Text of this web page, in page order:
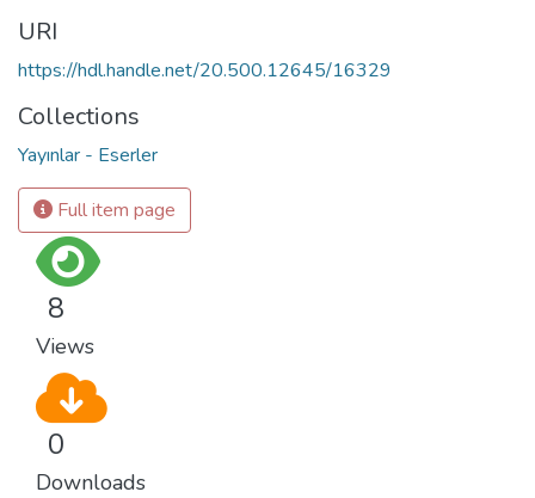
URI
https://hdl.handle.net/20.500.12645/16329
Collections
Yayınlar - Eserler
Full item page
8
Views
0
Downloads